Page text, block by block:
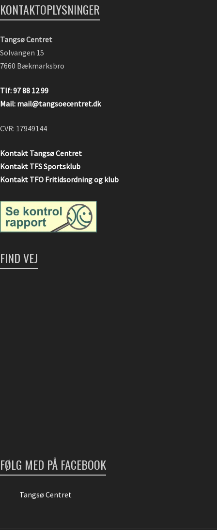
KONTAKTOPLYSNINGER
Tangsø Centret
Solvangen 15
7660 Bækmarksbro
Tlf: 97 88 12 99
Mail: mail@tangsoecentret.dk
CVR: 17949144
Kontakt Tangsø Centret
Kontakt TFS Sportsklub
Kontakt TFO Fritidsordning og klub
FIND VEJ
FØLG MED PÅ FACEBOOK
Tangsø Centret